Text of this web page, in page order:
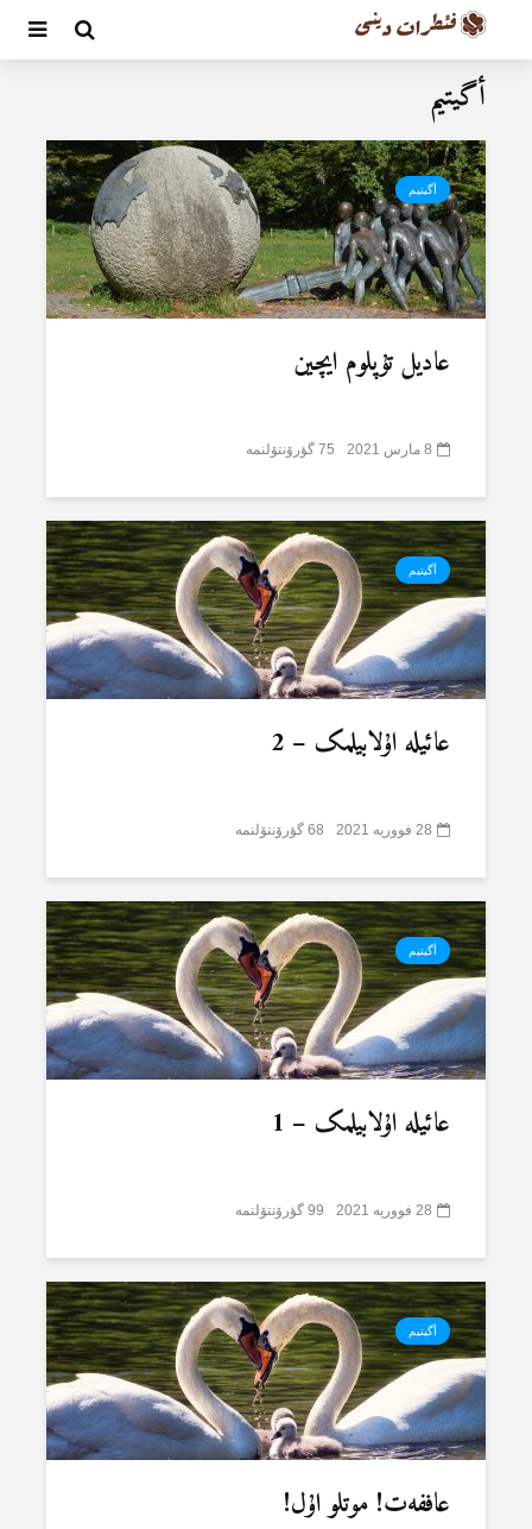
أگیتیم
أگیتیم
عادیل تۇپلوم ایچین
8 مارس 2021 75 گؤرۆنتۆلنمە
أگیتیم
عائیلە اۇلابیلمک – 2
28 فووریه 2021 68 گؤرۆنتۆلنمە
أگیتیم
عائیلە اۇلابیلمک – 1
28 فووریه 2021 99 گؤرۆنتۆلنمە
أگیتیم
عاففەت! موتلو اۇل!